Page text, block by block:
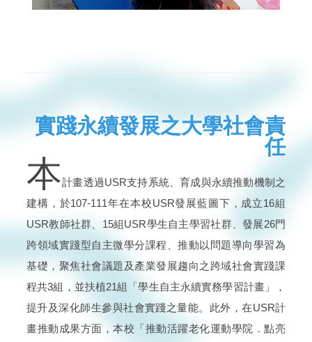
實踐永續發展之大學社會責
任
本計畫透過USR支持系統、育成與永續推動機制之
建構，於107-111年在本校USR發展藍圖下，成立16組
USR教師社群、15組USR學生自主學習社群、發展26門
跨領域實踐型自主微學分課程、推動以問題導向學習為
基礎，聚焦社會議題及產業發展趨向之跨域社會實踐課
程共3組，並扶植21組「學生自主永續實務學習計畫」，
提升及深化師生參與社會實踐之量能。此外，在USR計
畫推動成果方面，本校「推動活躍老化運動學院．點亮